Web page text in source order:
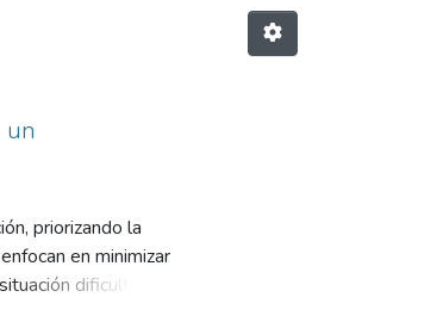
un
priorizando la
en minimizar
dificulta que
Por ello,